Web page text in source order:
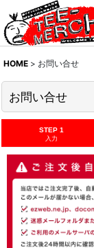
HOME > お問い合せ
お問い合せ
STEP 1
入力